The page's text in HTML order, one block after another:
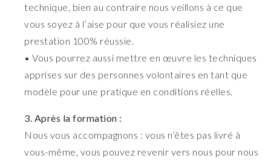
technique, bien au contraire nous veillons à ce que
vous soyez à l’aise pour que vous réalisiez une
prestation 100% réussie.
• Vous pourrez aussi mettre en œuvre les techniques
apprises sur des personnes volontaires en tant que
modèle pour une pratique en conditions réelles.
3. Après la formation :
Nous vous accompagnons : vous n’êtes pas livré à
vous-même, vous pouvez revenir vers nous pour nous